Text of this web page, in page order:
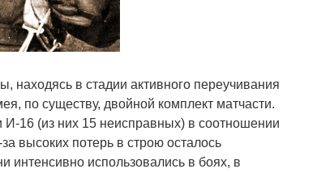
находясь в стадии активного переучивания
по существу, двойной комплект матчасти.
16 (из них 15 неисправных) в соотношении
высоких потерь в строю осталось
использовались в боях, в